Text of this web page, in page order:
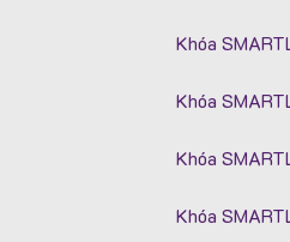
Khóa
Khóa
Khóa
Khóa